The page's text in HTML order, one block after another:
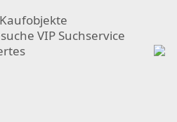
Kaufobjekte
VIP Suchservice